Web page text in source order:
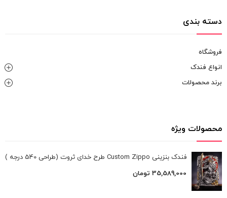
دسته بندی
فروشگاه
انواع فندک
برند محصولات
محصولات ویژه
فندک بنزینی Custom Zippo طرح خدای ثروت (طراحی 540 درجه )
35,589,000 تومان